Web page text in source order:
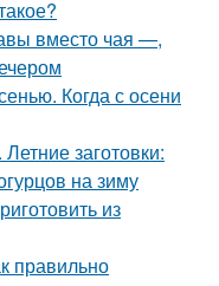
вместо чая —,
Когда с осени
заготовки:
на зиму
из
правильно